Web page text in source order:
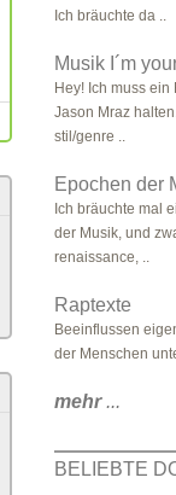
Ich bräuchte da ..
Musik I´m
Hey! Ich muss ein
Jason Mraz
stil/genre ..
Epochen der
Ich bräuchte mal
der Musik, und
renaissance, ..
Raptexte
Beeinflussen
der Menschen
mehr...
BELIEBTE